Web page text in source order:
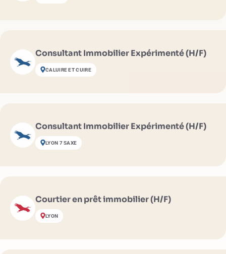
Consultant Immobilier Expérimenté (H/F)
CALUIRE ET CUIRE
Consultant Immobilier Expérimenté (H/F)
LYON 7 SAXE
Courtier en prêt immobilier (H/F)
LYON